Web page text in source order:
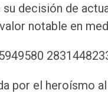
decisión de
notable en
por el heroísmo